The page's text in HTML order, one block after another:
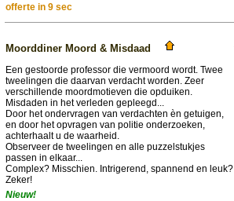
offerte in 9 sec
Moorddiner Moord & Misdaad
Een gestoorde professor die vermoord wordt. Twee
tweelingen die daarvan verdacht worden. Zeer
verschillende moordmotieven die opduiken.
Misdaden in het verleden gepleegd...
Door het ondervragen van verdachten èn getuigen,
en door het opvragen van politie onderzoeken,
achterhaalt u de waarheid.
Observeer de tweelingen en alle puzzelstukjes
passen in elkaar...
Complex? Misschien. Intrigerend, spannend en leuk?
Zeker!
Nieuw!